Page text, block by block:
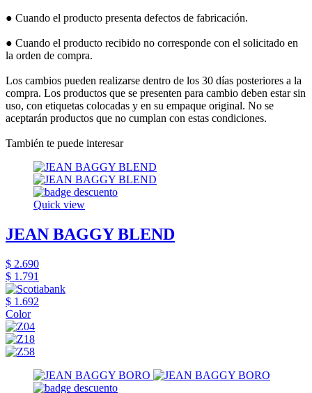
● Cuando el producto presenta defectos de fabricación.
● Cuando el producto recibido no corresponde con el solicitado en
la orden de compra.
Los cambios pueden realizarse dentro de los 30 días posteriores a la
compra. Los productos que se presenten para cambio deben estar sin
uso, con etiquetas colocadas y en su empaque original. No se
aceptarán productos que no cumplan con estas condiciones.
También te puede interesar
Quick view
JEAN BAGGY BLEND
$ 2.690
$ 1.791
$ 1.692
Color